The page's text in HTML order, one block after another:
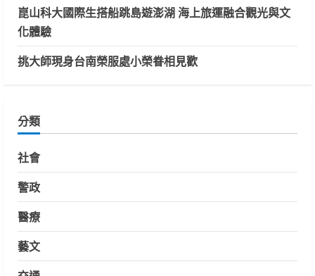
崑山科大國際生搭船跳島遊澎湖 海上旅運融合觀光與文
化體驗
挑大師現身台南榮服處小榮眷相見歡
分類
社會
警政
醫療
藝文